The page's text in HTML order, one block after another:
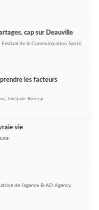
cap sur Deauville
de la Communication Santé
les facteurs
Gustave Roussy
vie
de l’agence B-AD Agency.